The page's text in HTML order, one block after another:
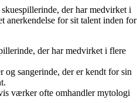
der har medvirket i
anerkendelse for sit talent inden for
der har medvirket i flere
og sangerinde, der er kendt for sin
værker ofte omhandler mytologi